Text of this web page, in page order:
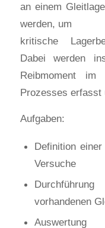
an einem
werden, um
kritische
Dabei werden
Reibmoment
Prozesses erfasst
Aufgaben:
Definition
Versuche
vorhandenen